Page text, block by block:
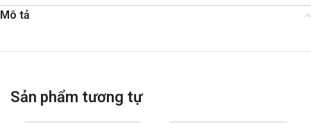
Mô tả
Sản phẩm tương tự